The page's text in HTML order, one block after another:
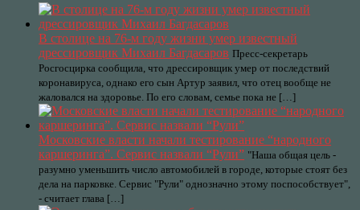
В столице на 76-м году жизни умер известный
дрессировщик Михаил Багдасаров Пресс-секретарь
Росгосцирка сообщила, что дрессировщик умер от последствий
коронавируса, однако его сын Артур заявил, что отец вообще не
жаловался на здоровье. По его словам, семье пока не […]
Московские власти начали тестирование “народного
каршеринга”. Сервис назвали “Рули” "Наша общая цель -
разумно уменьшить число автомобилей в городе, которые стоят без
дела на парковке. Сервис "Рули" однозначно этому поспособствует",
- считает глава […]